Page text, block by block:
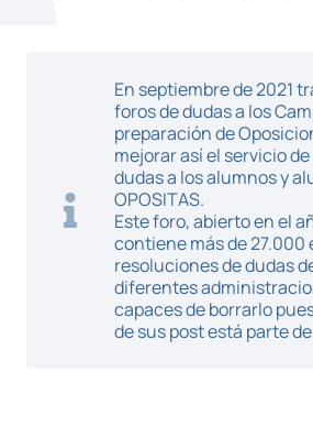
En septiembre de 2021
foros de dudas a los
preparación de
mejorar así el servicio
dudas a los alumnos y
OPOSITAS.
Este foro, abierto en el
contiene más de 27.000
resoluciones de dudas
diferentes
capaces de borrarlo
de sus post está parte